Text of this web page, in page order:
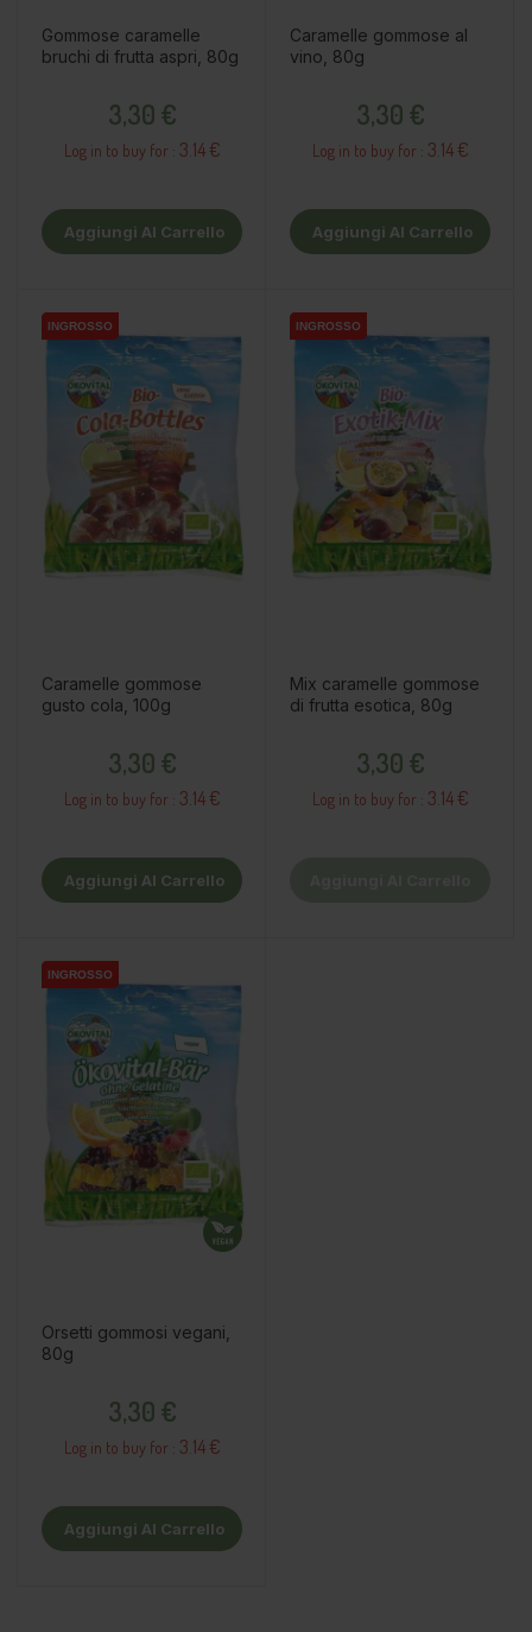
Gommose caramelle
bruchi di frutta aspri, 80g
3,30 €
Log in to buy for : 3.14 €
Aggiungi Al Carrello
Caramelle gommose al
vino, 80g
3,30 €
Log in to buy for : 3.14 €
Aggiungi Al Carrello
INGROSSO
INGROSSO
INGROSSO
Caramelle gommose
gusto cola, 100g
3,30 €
Log in to buy for : 3.14 €
Aggiungi Al Carrello
INGROSSO
INGROSSO
INGROSSO
Mix caramelle gommose
di frutta esotica, 80g
3,30 €
Log in to buy for : 3.14 €
INGROSSO
INGROSSO
INGROSSO
Orsetti gommosi vegani,
80g
3,30 €
Log in to buy for : 3.14 €
Aggiungi Al Carrello